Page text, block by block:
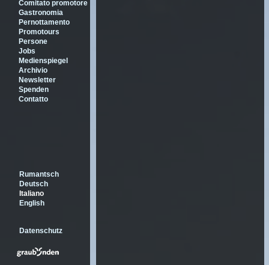
Comitato promotore
Gastronomia
Pernottamento
Promotours
Persone
Jobs
Medienspiegel
Archivio
Newsletter
Spenden
Contatto
Rumantsch
Deutsch
Italiano
English
Datenschutz